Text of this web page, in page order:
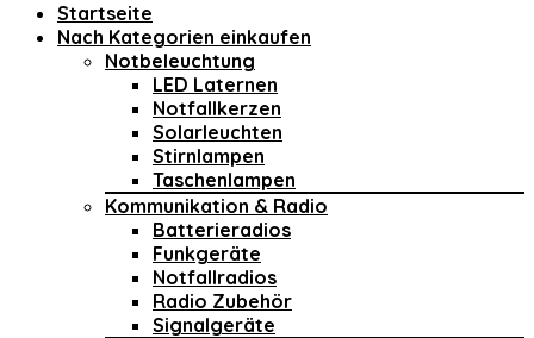
Startseite
Nach Kategorien einkaufen
Notbeleuchtung
LED Laternen
Notfallkerzen
Solarleuchten
Stirnlampen
Taschenlampen
Kommunikation & Radio
Batterieradios
Funkgeräte
Notfallradios
Radio Zubehör
Signalgeräte